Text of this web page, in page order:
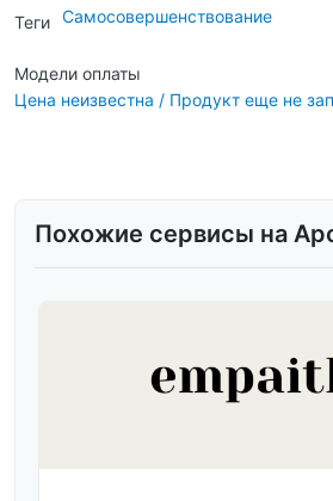
Теги Самосовершенствование
Модели оплаты
Цена неизвестна / Продукт еще не
Похожие сервисы на